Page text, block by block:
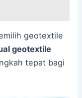
geotextile
geotextile
tepat bagi